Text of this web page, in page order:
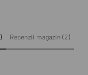
Recenzii magazin (2)